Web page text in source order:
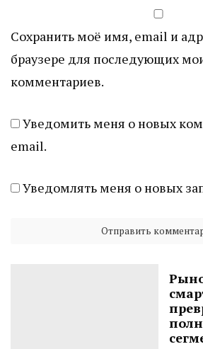
Сохранить моё имя, email и
браузере для последующих
комментариев.
Уведомить меня о новых
email.
Уведомлять меня о новых